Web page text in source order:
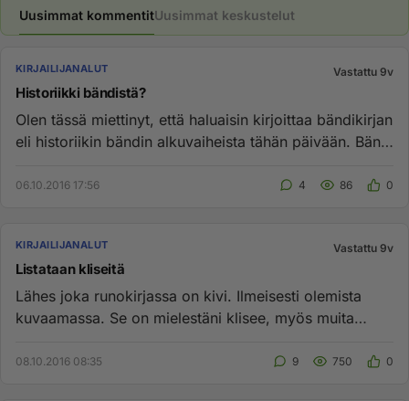
Uusimmat kommentitUusimmat keskustelut
KIRJAILIJANALUT Vastattu 9v
Historiikki bändistä?
Olen tässä miettinyt, että haluaisin kirjoittaa bändikirjan
eli historiikin bändin alkuvaiheista tähän päivään. Bändi
06.10.2016 17:56 4 86 0
KIRJAILIJANALUT Vastattu 9v
Listataan kliseitä
Lähes joka runokirjassa on kivi. Ilmeisesti olemista
kuvaamassa. Se on mielestäni klisee, myös muita
08.10.2016 08:35 9 750 0